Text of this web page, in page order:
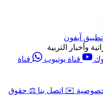
آيفون
وأخبار التربية
قناة يوتيوب
قناة
✉️ اتصل بنا ⚖️ حقوق